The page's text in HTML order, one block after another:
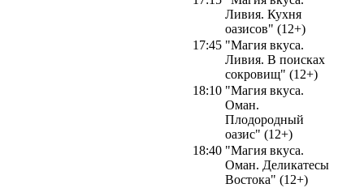
Ливия. Кухня
оазисов" (12+)
17:45 "Магия вкуса.
Ливия. В поисках
сокровищ" (12+)
18:10 "Магия вкуса.
Оман.
Плодородный
оазис" (12+)
18:40 "Магия вкуса.
Оман. Деликатесы
Востока" (12+)